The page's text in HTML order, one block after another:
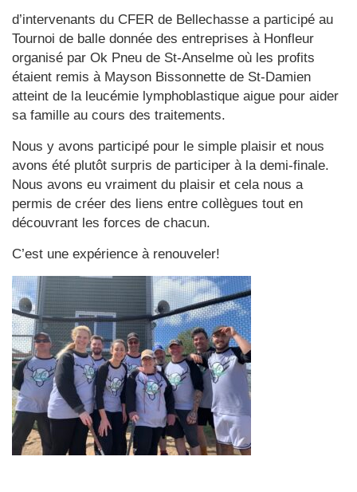
d’intervenants du CFER de Bellechasse a participé au
Tournoi de balle donnée des entreprises à Honfleur
organisé par Ok Pneu de St-Anselme où les profits
étaient remis à Mayson Bissonnette de St-Damien
atteint de la leucémie lymphoblastique aigue pour aider
sa famille au cours des traitements.
Nous y avons participé pour le simple plaisir et nous
avons été plutôt surpris de participer à la demi-finale.
Nous avons eu vraiment du plaisir et cela nous a
permis de créer des liens entre collègues tout en
découvrant les forces de chacun.
C’est une expérience à renouveler!